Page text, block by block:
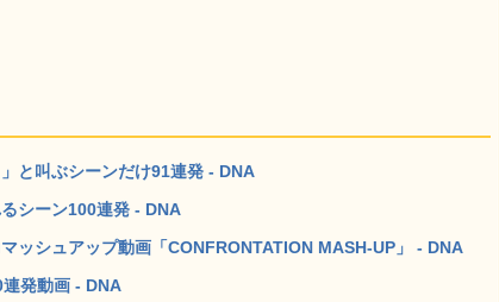
と叫ぶシーンだけ91連発 - DNA
シーン100連発 - DNA
ッシュアップ動画「CONFRONTATION MASH-UP」 - DNA
連発動画 - DNA